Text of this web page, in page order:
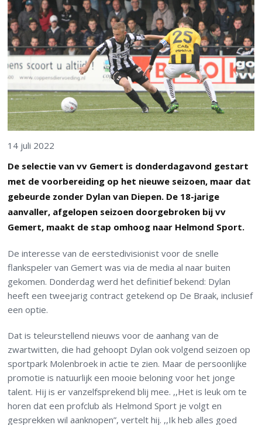
14 juli 2022
De selectie van vv Gemert is donderdagavond gestart
met de voorbereiding op het nieuwe seizoen, maar dat
gebeurde zonder Dylan van Diepen. De 18-jarige
aanvaller, afgelopen seizoen doorgebroken bij vv
Gemert, maakt de stap omhoog naar Helmond Sport.
De interesse van de eerstedivisionist voor de snelle
flankspeler van Gemert was via de media al naar buiten
gekomen. Donderdag werd het definitief bekend: Dylan
heeft een tweejarig contract getekend op De Braak, inclusief
een optie.
Dat is teleurstellend nieuws voor de aanhang van de
zwartwitten, die had gehoopt Dylan ook volgend seizoen op
sportpark Molenbroek in actie te zien. Maar de persoonlijke
promotie is natuurlijk een mooie beloning voor het jonge
talent. Hij is er vanzelfsprekend blij mee. ,,Het is leuk om te
horen dat een profclub als Helmond Sport je volgt en
gesprekken wil aanknopen”, vertelt hij. ,,Ik heb alles goed